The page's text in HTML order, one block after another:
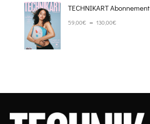
TECHNIKART Abonnement
59,00€ – 130,00€